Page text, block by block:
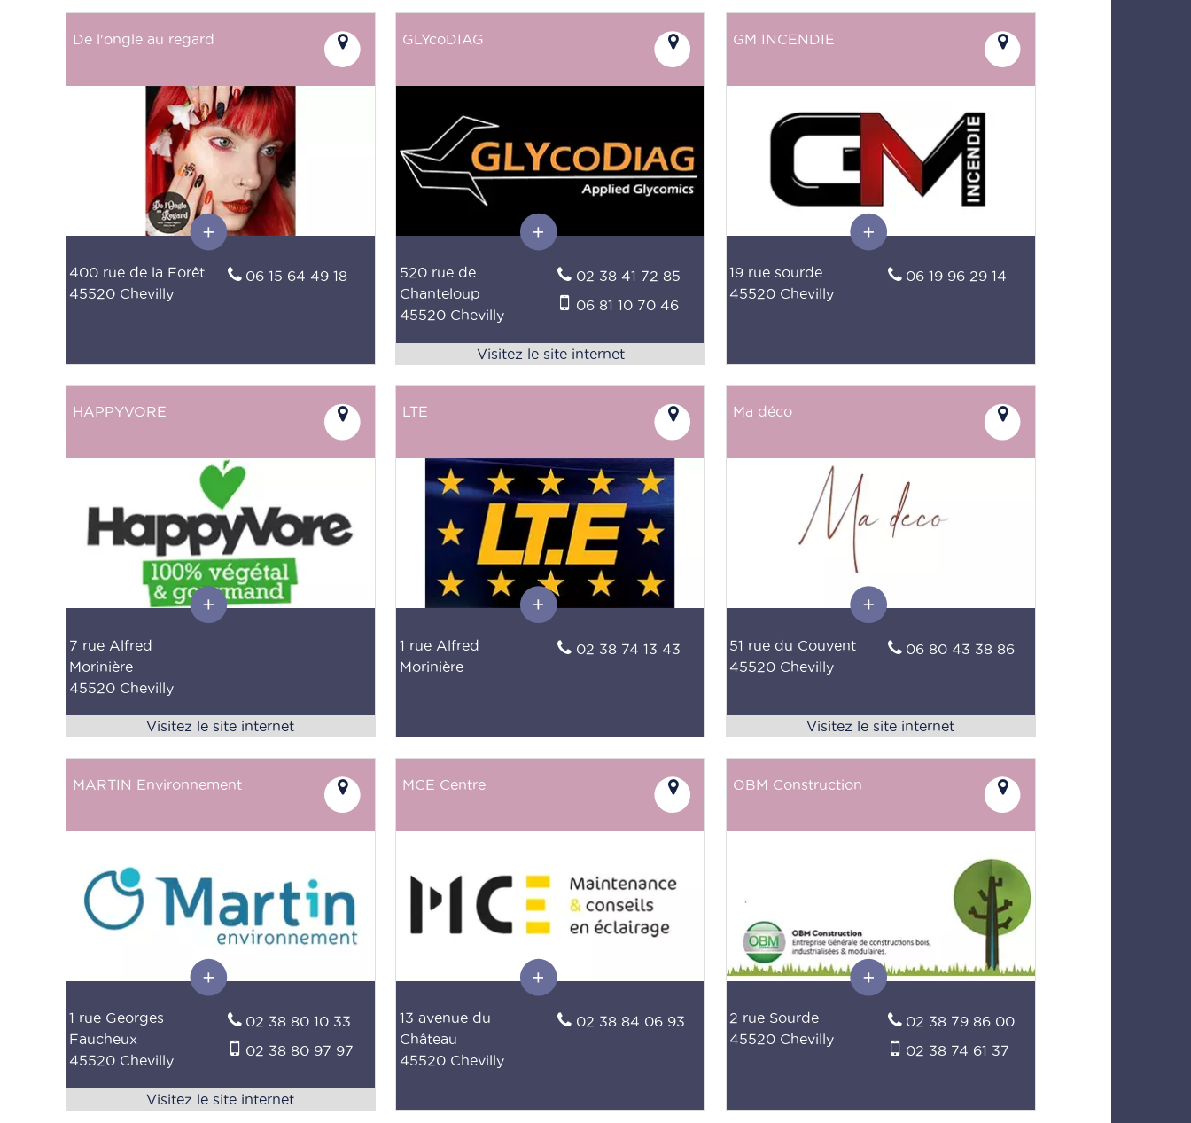
De l'ongle au regard
400 rue de la Forêt
45520 Chevilly
06 15 64 49 18
GLYcoDIAG
520 rue de
Chanteloup
45520 Chevilly
02 38 41 72 85
06 81 10 70 46
GM INCENDIE
19 rue sourde
45520 Chevilly
06 19 96 29 14
HAPPYVORE
7 rue Alfred
Morinière
45520 Chevilly
LTE
1 rue Alfred
Morinière
02 38 74 13 43
Ma déco
51 rue du Couvent
45520 Chevilly
06 80 43 38 86
MARTIN Environnement
1 rue Georges
Faucheux
45520 Chevilly
02 38 80 10 33
02 38 80 97 97
MCE Centre
13 avenue du
Château
45520 Chevilly
02 38 84 06 93
OBM Construction
2 rue Sourde
45520 Chevilly
02 38 79 86 00
02 38 74 61 37